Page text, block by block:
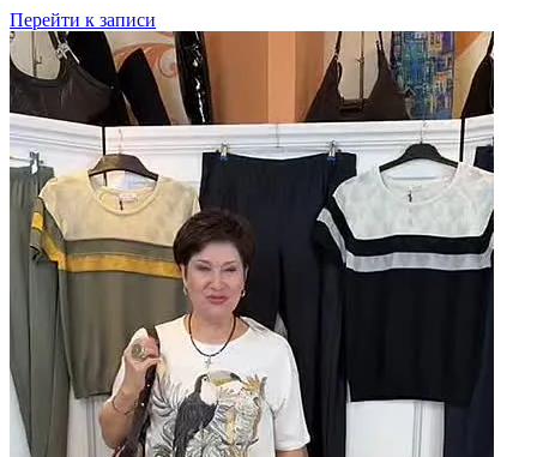
Перейти к записи